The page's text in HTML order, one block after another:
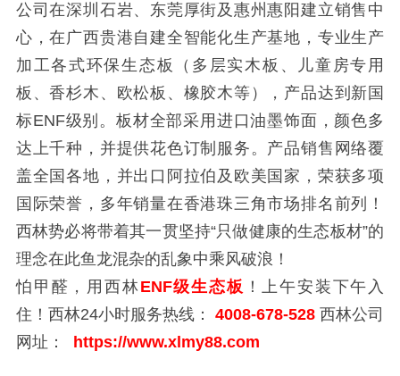
公司在深圳石岩、东莞厚街及惠州惠阳建立销售中
心，在广西贵港自建全智能化生产基地，专业生产
加工各式环保生态板（多层实木板、儿童房专用
板、香杉木、欧松板、橡胶木等），产品达到新国
标ENF级别。板材全部采用进口油墨饰面，颜色多
达上千种，并提供花色订制服务。产品销售网络覆
盖全国各地，并出口阿拉伯及欧美国家，荣获多项
国际荣誉，多年销量在香港珠三角市场排名前列！
西林势必将带着其一贯坚持“只做健康的生态板材”的
理念在此鱼龙混杂的乱象中乘风破浪！
怕甲醛，用西林 ENF级生态板 ！上午安装下午入
住！西林24小时服务热线：4008-678-528 西林公司
网址：
https://www.xlmy88.com